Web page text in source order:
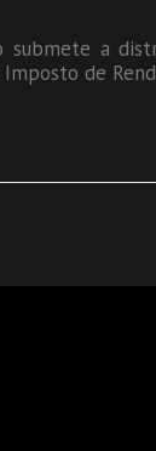
submete a
de